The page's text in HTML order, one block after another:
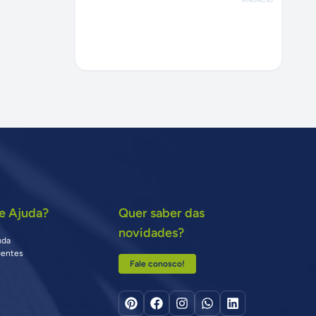
Ajuda?
Quer saber das
novidades?
Fale conosco!